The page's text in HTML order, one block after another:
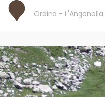
Ordino - L'Angonella